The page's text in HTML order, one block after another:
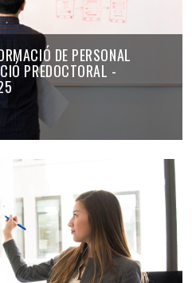
DE PERSONAL
PREDOCTORAL -